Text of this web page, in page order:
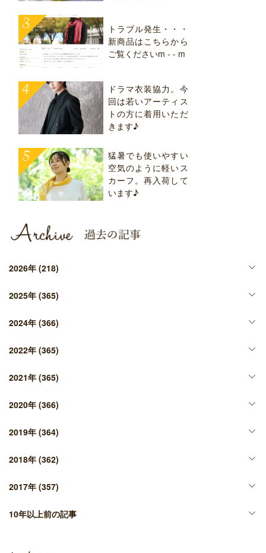
トラブル発生・・・
新商品はこちらから
ご覧くださいm - - m
ドラマ衣装協力。今
回は若いアーティス
トの方に着用いただ
きます♪
猛暑でも使いやすい
空気のように軽いス
カーフ。再入荷して
います♪
2026年 (218)
2025年 (365)
2024年 (366)
2022年 (365)
2021年 (365)
2020年 (366)
2019年 (364)
2018年 (362)
2017年 (357)
10年以上前の記事